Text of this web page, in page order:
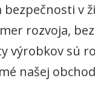
bezpečnosti v
rozvoja,
výrobkov sú
našej